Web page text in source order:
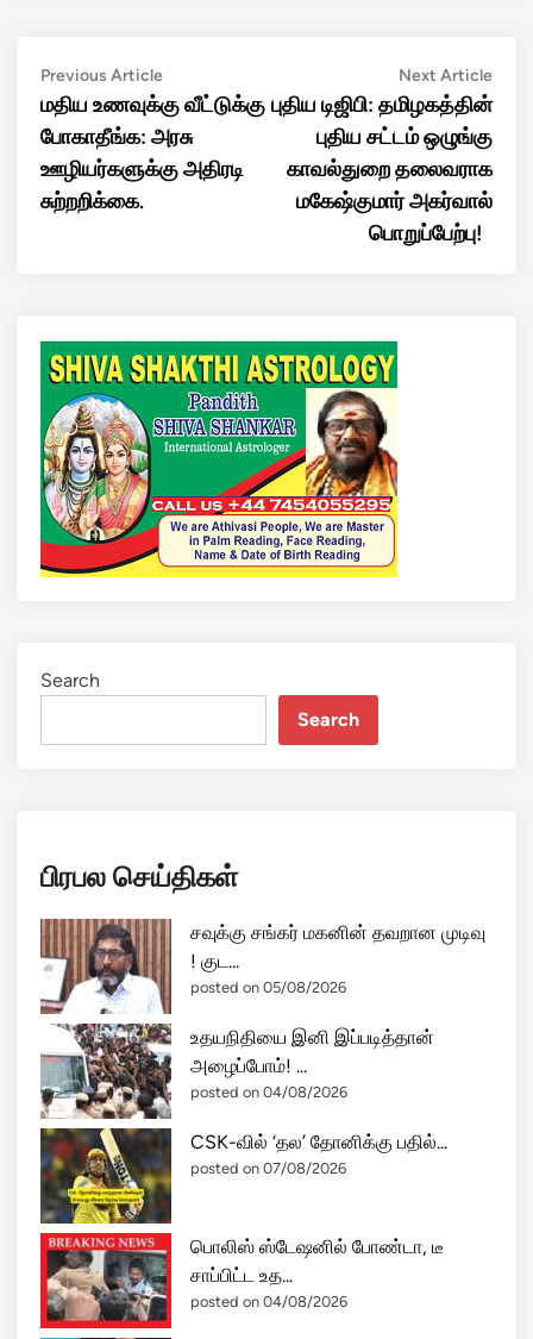
Post
navigation
Previous ArticlePrevious
article:
மதிய உணவுக்கு வீட்டுக்கு
போகாதீங்க: அரசு
ஊழியர்களுக்கு அதிரடி
சுற்றறிக்கை.
Next ArticleNext
புதிய டிஜிபி: தமிழகத்தின்
புதிய சட்டம் ஒழுங்கு
காவல்துறை தலைவராக
மகேஷ்குமார் அகர்வால்
பொறுப்பேற்பு!
Search
Search
பிரபல செய்திகள்
சவுக்கு சங்கர் மகனின் தவறான முடிவு
! குட...
posted on 05/08/2026
உதயநிதியை இனி இப்படித்தான்
அழைப்போம்! ...
posted on 04/08/2026
CSK-வில் ‘தல’ தோனிக்கு பதில்...
posted on 07/08/2026
பொலிஸ் ஸ்டேஷனில் போண்டா, டீ
சாப்பிட்ட உத...
posted on 04/08/2026